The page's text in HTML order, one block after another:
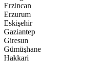
Erzincan
Erzurum
Eskişehir
Gaziantep
Giresun
Gümüşhane
Hakkari